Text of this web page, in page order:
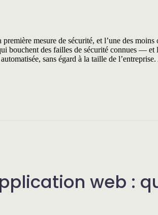
mesure de sécurité, et l’une des moins
bouchent des failles de sécurité connues — et
sans égard à la taille de
web :